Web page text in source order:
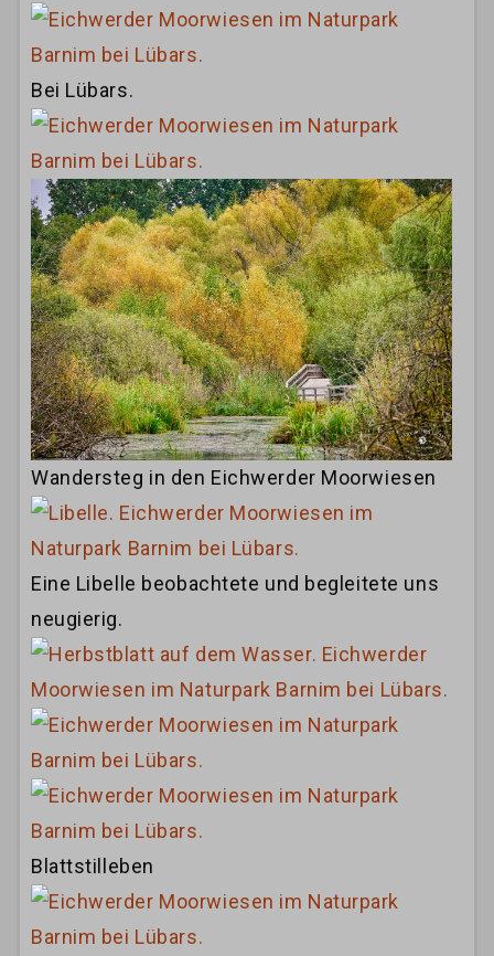
Bei Lübars.
Wandersteg in den Eichwerder Moorwiesen
Eine Libelle beobachtete und begleitete uns
neugierig.
Blattstilleben